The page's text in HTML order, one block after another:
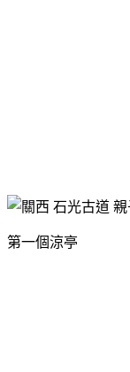
第一個涼亭